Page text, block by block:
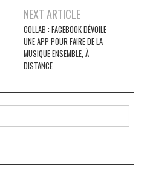
NEXT ARTICLE
COLLAB : FACEBOOK DÉVOILE
UNE APP POUR FAIRE DE LA
MUSIQUE ENSEMBLE, À
DISTANCE